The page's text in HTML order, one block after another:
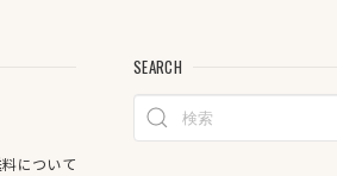
について
SEARCH